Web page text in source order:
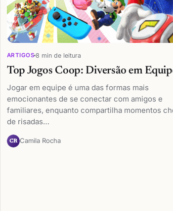
ARTIGOS 8 min de leitura
Top Jogos Coop: Diversão em
Jogar em equipe é uma das formas mais
emocionantes de se conectar com amigos e
familiares, enquanto compartilha momentos
de risadas…
CR Camila Rocha